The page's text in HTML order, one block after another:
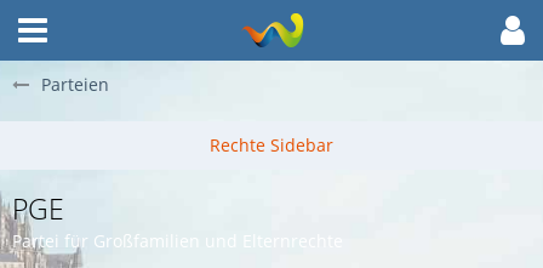
Parteien
PGE
Partei für Großfamilien und Elternrechte